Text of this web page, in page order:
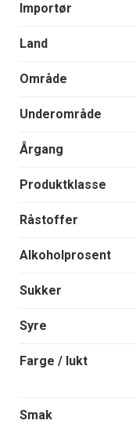
Importør
Land
Område
Underområde
Årgang
Produktklasse
Råstoffer
Alkoholprosent
Sukker
Syre
Farge / lukt
Smak